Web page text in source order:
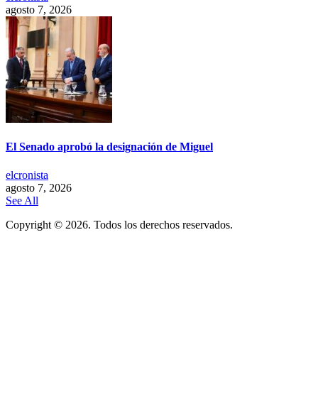
agosto 7, 2026
El Senado aprobó la designación de Miguel
elcronista
agosto 7, 2026
See All
Copyright © 2026. Todos los derechos reservados.